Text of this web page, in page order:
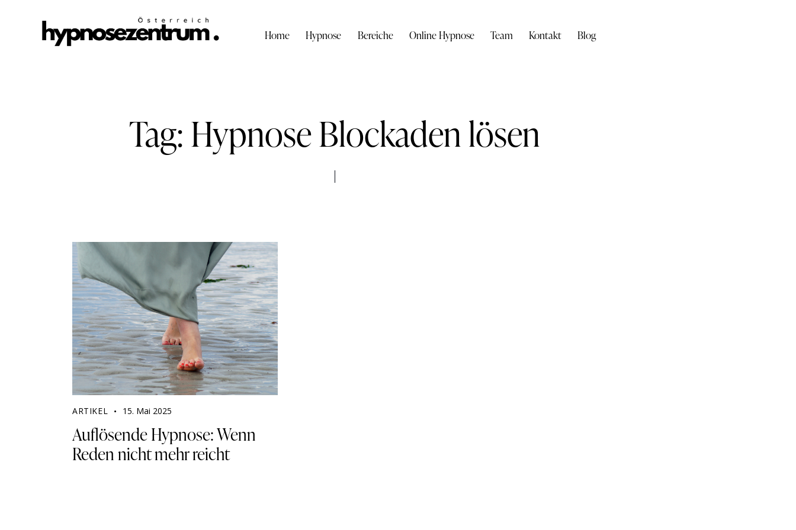
Home Hypnose Bereiche Online Hypnose Team Kontakt Blog
Tag: Hypnose Blockaden lösen
ARTIKEL 15. Mai 2025
Auflösende Hypnose: Wenn
Reden nicht mehr reicht